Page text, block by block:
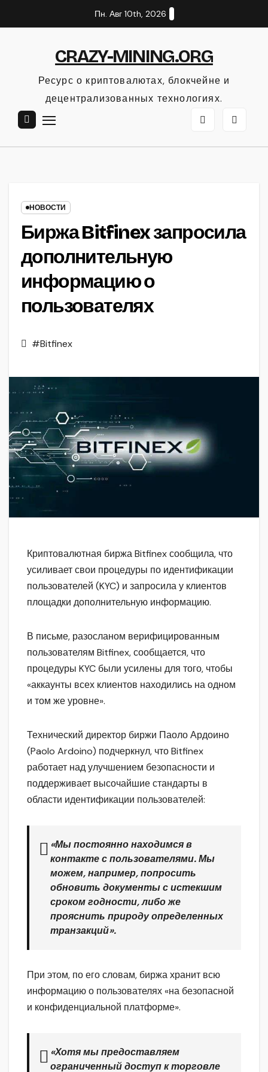
к
Пн. Авг 10th, 2026
CRAZY-MINING.ORG
Ресурс о криптовалютах, блокчейне и
децентрализованных технологиях.
НОВОСТИ
Биржа Bitfinex запросила
дополнительную
информацию о
пользователях
#Bitfinex
Криптовалютная биржа Bitfinex сообщила, что
усиливает свои процедуры по идентификации
пользователей (KYC) и запросила у клиентов
площадки дополнительную информацию.
В письме, разосланом верифицированным
пользователям Bitfinex, сообщается, что
процедуры KYC были усилены для того, чтобы
«аккаунты всех клиентов находились на одном
и том же уровне».
Технический директор биржи Паоло Ардоино
(Paolo Ardoino) подчеркнул, что Bitfinex
работает над улучшением безопасности и
поддерживает высочайшие стандарты в
области идентификации пользователей:
«Мы постоянно находимся в
контакте с пользователями. Мы
можем, например, попросить
обновить документы с истекшим
сроком годности, либо же
прояснить природу определенных
транзакций».
При этом, по его словам, биржа хранит всю
информацию о пользователях «на безопасной
и конфиденциальной платформе».
«Хотя мы предоставляем
ограниченный доступ к торговле